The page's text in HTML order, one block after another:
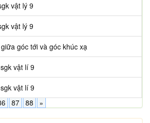
vật lý 9
vật lý 9
góc tới và góc khúc xạ
vật lí 9
vật lí 9
87 88 »